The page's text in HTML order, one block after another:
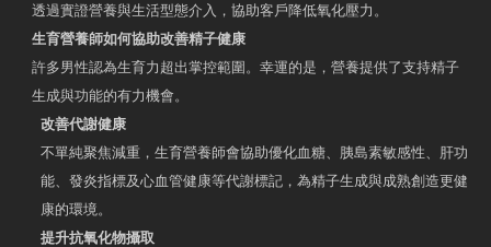
透過實證營養與生活型態介入，協助客戶降低氧化壓力。
生育營養師如何協助改善精子健康
許多男性認為生育力超出掌控範圍。幸運的是，營養提供了支持精子
生成與功能的有力機會。
改善代謝健康
不單純聚焦減重，生育營養師會協助優化血糖、胰島素敏感性、肝功
能、發炎指標及心血管健康等代謝標記，為精子生成與成熟創造更健
康的環境。
提升抗氧化物攝取